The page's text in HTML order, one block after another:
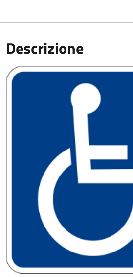
Descrizione